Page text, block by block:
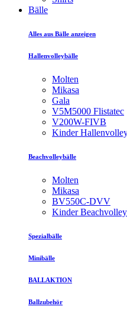
Bälle
Alles aus Bälle anzeigen
Hallenvolleybälle
Molten
Mikasa
Gala
V5M5000 Flistatec
V200W-FIVB
Kinder
Beachvolleybälle
Molten
Mikasa
BV550C-DVV
Kinder
Spezialbälle
Minibälle
BALLAKTION
Ballzubehör